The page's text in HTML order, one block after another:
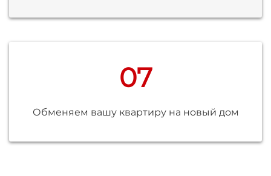
07
Обменяем вашу квартиру на новый дом